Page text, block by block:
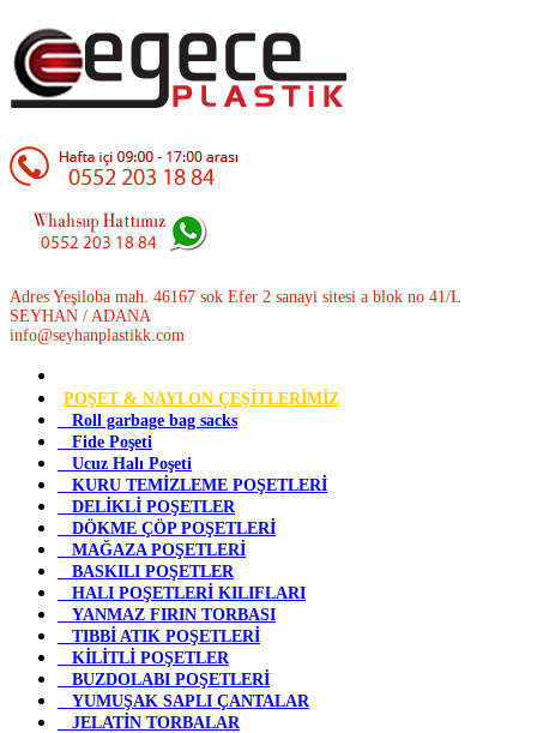
Adres Yeşiloba mah. 46167 sok Efer 2 sanayi sitesi a blok no 41/L
SEYHAN / ADANA
info@seyhanplastikk.com
POŞET & NAYLON ÇEŞİTLERİMİZ
Roll garbage bag sacks
Fide Poşeti
Ucuz Halı Poşeti
KURU TEMİZLEME POŞETLERİ
DELİKLİ POŞETLER
DÖKME ÇÖP POŞETLERİ
MAĞAZA POŞETLERİ
BASKILI POŞETLER
HALI POŞETLERİ KILIFLARI
YANMAZ FIRIN TORBASI
TIBBİ ATIK POŞETLERİ
KİLİTLİ POŞETLER
BUZDOLABI POŞETLERİ
YUMUŞAK SAPLI ÇANTALAR
JELATİN TORBALAR